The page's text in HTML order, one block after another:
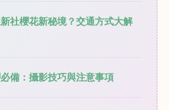
社櫻花新秘境？交通方式大解
備：攝影技巧與注意事項